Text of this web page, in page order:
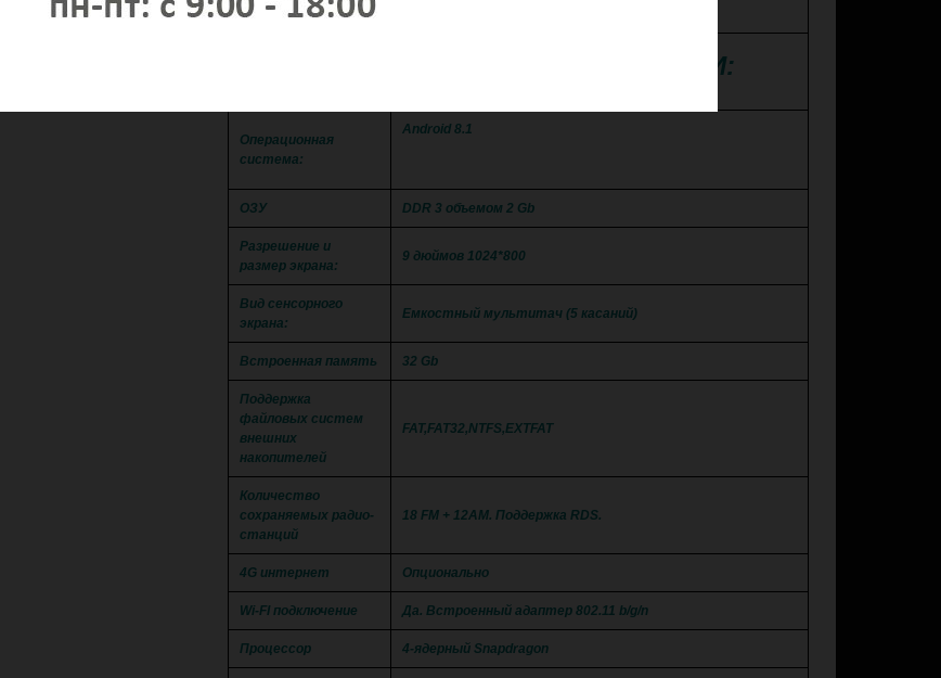
Возможность подключения Apple iPhone, iPad
ПОДРОБНЫЕ ХАРАКТЕРИСТИКИ:
Операционная
система:
Android 8.1
ОЗУ DDR 3 объемом 2 Gb
Разрешение и
размер экрана:
9 дюймов 1024*800
Вид сенсорного
экрана:
Емкостный мультитач (5 касаний)
Встроенная память 32 Gb
Поддержка
файловых систем
внешних
накопителей
FAT,FAT32,NTFS,EXTFAT
Количество
сохраняемых радио-
станций
18 FM + 12AM. Поддержка RDS.
4G интернет Опционально
Wi-FI подключение Да. Встроенный адаптер 802.11 b/g/n
Процессор 4-ядерный Snapdragon